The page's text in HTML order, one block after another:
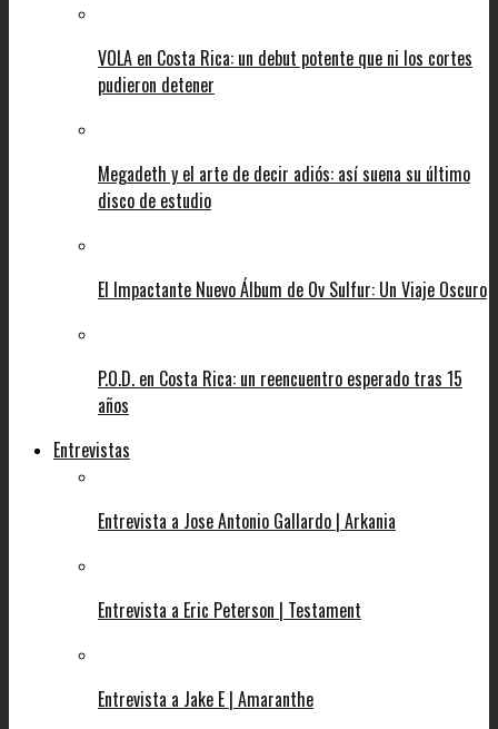
VOLA en Costa Rica: un debut potente que ni los cortes
pudieron detener
Megadeth y el arte de decir adiós: así suena su último
disco de estudio
El Impactante Nuevo Álbum de Ov Sulfur: Un Viaje Oscuro
P.O.D. en Costa Rica: un reencuentro esperado tras 15
años
Entrevistas
Entrevista a Jose Antonio Gallardo | Arkania
Entrevista a Eric Peterson | Testament
Entrevista a Jake E | Amaranthe